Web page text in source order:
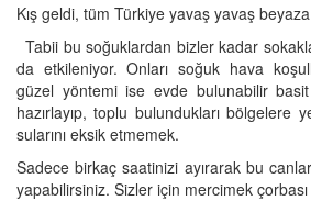
Kış geldi, tüm Türkiye yavaş yavaş
Tabii bu soğuklardan bizler kadar
da etkileniyor. Onları soğuk hava
güzel yöntemi ise evde bulunabilir
hazırlayıp, toplu bulundukları bölgelere
sularını eksik etmemek.
Sadece birkaç saatinizi ayırarak bu
yapabilirsiniz. Sizler için mercimek